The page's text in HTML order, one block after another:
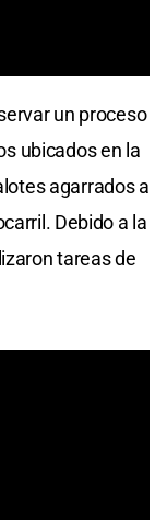
un proceso
ubicados en la
agarrados a
Debido a la
tareas de